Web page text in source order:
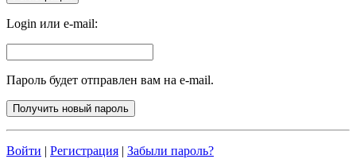
Login или e-mail:
Пароль будет отправлен вам на e-mail.
Войти | Регистрация | Забыли пароль?